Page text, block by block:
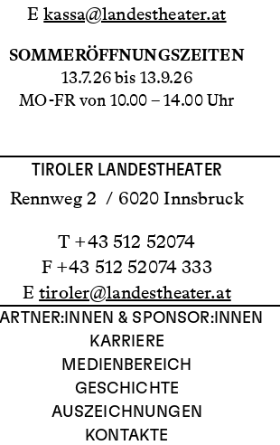
Ekassa@landestheater.at
SOMMERÖFFNUNGSZEITEN
13.7.26 bis 13.9.26
MO-FR von 10.00 – 14.00 Uhr
TIROLER LANDESTHEATER
Rennweg 2 / 6020 Innsbruck
T +43 512 52074
F +43 512 52074 333
Etiroler@landestheater.at
& SPONSOR:INNEN
KARRIERE
MEDIENBEREICH
GESCHICHTE
AUSZEICHNUNGEN
KONTAKTE